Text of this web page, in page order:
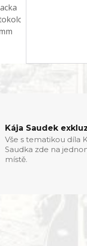
Kája Saudek
Vše s tematikou díla
Saudka zde na
místě.